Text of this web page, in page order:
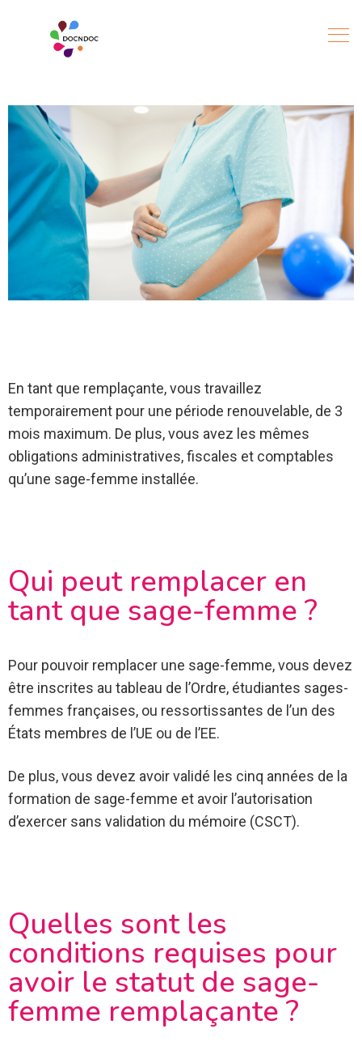
En tant que remplaçante, vous travaillez
temporairement pour une période renouvelable, de 3
mois maximum. De plus, vous avez les mêmes
obligations administratives, fiscales et comptables
qu’une sage-femme installée.
Qui peut remplacer en
tant que sage-femme ?
Pour pouvoir remplacer une sage-femme, vous devez
être inscrites au tableau de l’Ordre, étudiantes sages-
femmes françaises, ou ressortissantes de l’un des
États membres de l’UE ou de l’EE.
De plus, vous devez avoir validé les cinq années de la
formation de sage-femme et avoir l’autorisation
d’exercer sans validation du mémoire (CSCT).
Quelles sont les
conditions requises pour
avoir le statut de sage-
femme remplaçante ?